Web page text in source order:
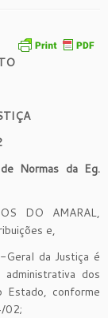
Normas da Eg.
DO AMARAL,
e,
Geral da Justiça é
dos
Estado, conforme
02;